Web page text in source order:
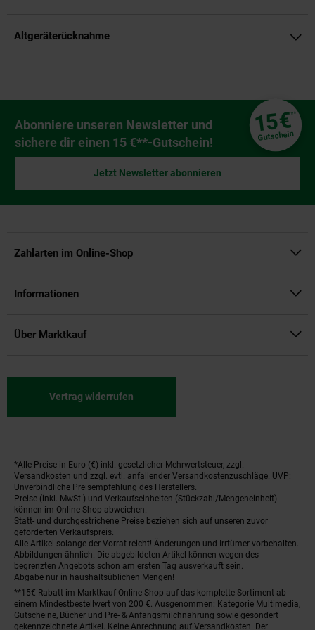
Altgeräterücknahme
Newsletter Anmeldung
Abonniere unseren Newsletter und
sichere dir einen 15 €**-Gutschein!
15€**
Gutschein
Jetzt Newsletter abonnieren
Zahlarten im Online-Shop
Informationen
Über Marktkauf
Vertrag widerrufen
Fußnoten
*Alle Preise in Euro (€) inkl. gesetzlicher Mehrwertsteuer, zzgl.
Versandkosten und zzgl. evtl. anfallender Versandkostenzuschläge. UVP:
Unverbindliche Preisempfehlung des Herstellers.
Preise (inkl. MwSt.) und Verkaufseinheiten (Stückzahl/Mengeneinheit)
können im Online-Shop abweichen.
Statt- und durchgestrichene Preise beziehen sich auf unseren zuvor
geforderten Verkaufspreis.
Alle Artikel solange der Vorrat reicht! Änderungen und Irrtümer vorbehalten.
Abbildungen ähnlich. Die abgebildeten Artikel können wegen des
begrenzten Angebots schon am ersten Tag ausverkauft sein.
Abgabe nur in haushaltsüblichen Mengen!
**15€ Rabatt im Marktkauf Online-Shop auf das komplette Sortiment ab
einem Mindestbestellwert von 200 €. Ausgenommen: Kategorie Multimedia,
Gutscheine, Bücher und Pre- & Anfangsmilchnahrung sowie gesondert
gekennzeichnete Artikel. Keine Anrechnung auf Versandkosten. Der